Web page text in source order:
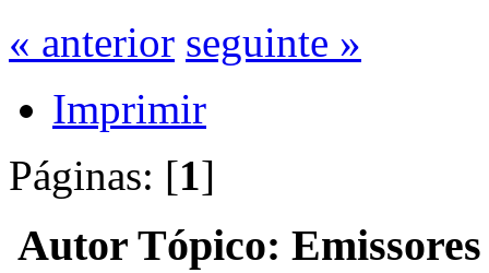
« anterior seguinte »
Imprimir
Páginas: [1]
Autor Tópico: